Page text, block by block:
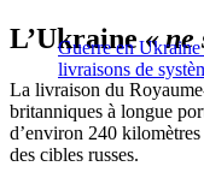
Guerre en Ukraine
livraisons de
L’Ukraine« ne
La livraison du
britanniques à longue
d’environ 240
des cibles russes.